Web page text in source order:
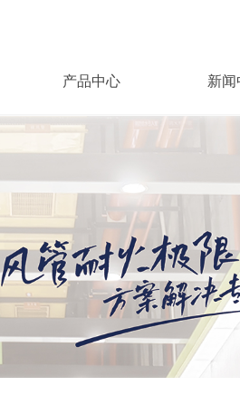
产品中心 新闻